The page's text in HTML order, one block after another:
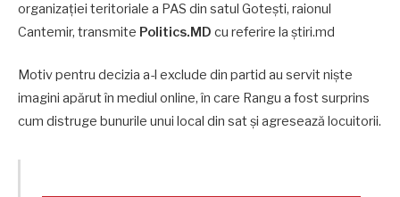
organizației teritoriale a PAS din satul Gotești, raionul
Cantemir, transmite Politics.MD cu referire la știri.md
Motiv pentru decizia a-l exclude din partid au servit niște
imagini apărut în mediul online, în care Rangu a fost surprins
cum distruge bunurile unui local din sat și agresează locuitorii.